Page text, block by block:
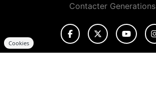
Contacter Generations
Cookies